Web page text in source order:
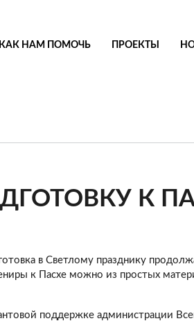
КАК НАМ ПОМОЧЬ ПРОЕКТЫ
К
в Светлому празднику
к Пасхе можно из простых
поддержке администрации